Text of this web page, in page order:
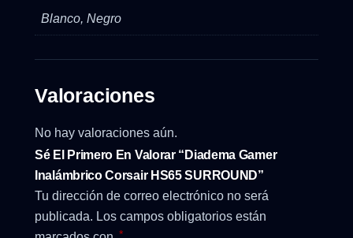
Blanco, Negro
Valoraciones
No hay valoraciones aún.
Sé El Primero En Valorar “Diadema Gamer
Inalámbrico Corsair HS65 SURROUND”
Tu dirección de correo electrónico no será
publicada. Los campos obligatorios están
*